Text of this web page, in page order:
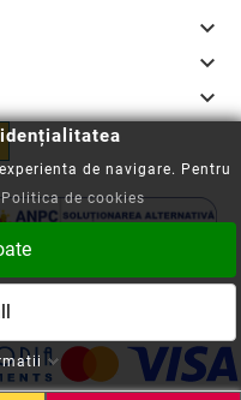



- Cartuseria.ro
SOL
de navigare. Pentru
Politica de cookies